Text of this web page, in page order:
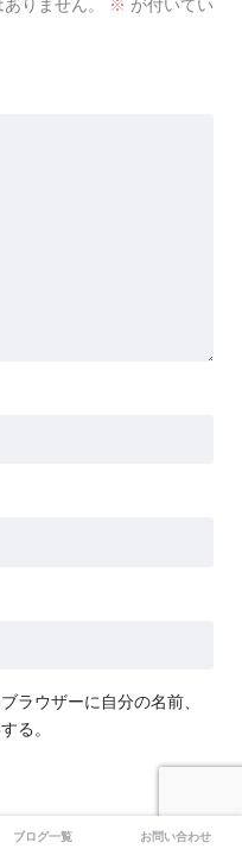
りません。 ※ が付いてい
ラウザーに自分の名前、
る。
ださい。
・広告掲載のご案内
ブログ一覧 お問い合わせ